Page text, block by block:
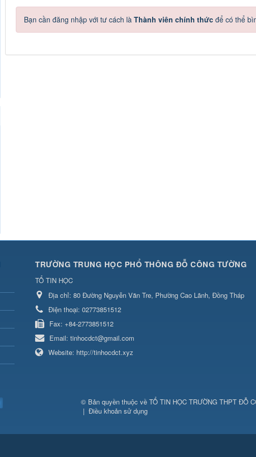
Bạn cần đăng nhập với tư cách là Thành viên chính thứcđể có thể
TRƯỜNG TRUNG HỌC PHỔ THÔNG ĐỖ CÔNG TƯỜNG
TỔ TIN HỌC
Địa chỉ: 80 Đường Nguyễn Văn Tre, Phường Cao Lãnh, Đồng Tháp
Điện thoại: 02773851512
Fax: +84-2773851512
Email: tinhocdct@gmail.com
Website: http://tinhocdct.xyz
© Bản quyền thuộc về TỔ TIN HỌC TRƯỜNG THPT ĐỖ
| Điều khoản sử dụng